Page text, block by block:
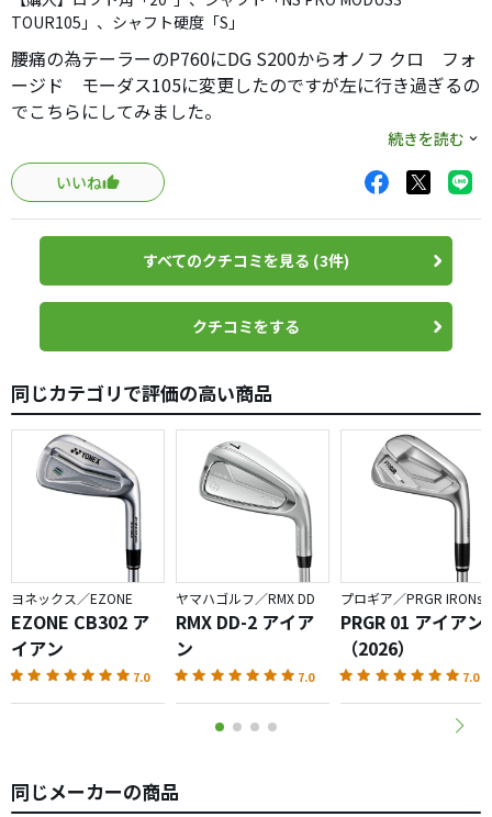
TOUR105」、シャフト硬度「S」
腰痛の為テーラーのP760にDG S200からオノフ クロ フォ
ージド モーダス105に変更したのですが左に行き過ぎるの
でこちらにしてみました。
ゴルフ5 でXフォージド スターと比較する為に試打をした
結果、マーベリック プロの方が飛び過ぎない感じで、左
にも行かなかったのでこれにしました。
あまり流通していなかったローグプロと比べれば打感はか
なり改善されてます。
かといって、軟鉄鍛造のクラブとは違いますね。
弾く感じが少しあります。
5番でキャリー185〜190ヤードでしたから。
コロナの影響もあり2ヶ月近く練習すらしてなかったのです
が、総重量の割にヘッドが軽く感じます。
バランスもD2位あるはずですが感じません、これが今のと
ころ改善しないとダメな点ですかね。
1番気になるAI設計のフェースのメリットは、ラウンドして
いないで分かりません、、、。
ラウンドしたらまた報告します。
続きを読む
いいね
すべてのクチコミを見る (3件)
クチコミをする
同じカテゴリで評価の高い商品
ヨネックス／EZONE
EZONE CB302 ア
イアン
7.0
ヤマハゴルフ／RMX DD
RMX DD-2 アイア
ン
7.0
プロギア／PRGR IRONs
PRGR 01 アイアン
（2026）
7.0
同じメーカーの商品